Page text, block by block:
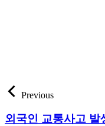
Previous
외국인 교통사고 발